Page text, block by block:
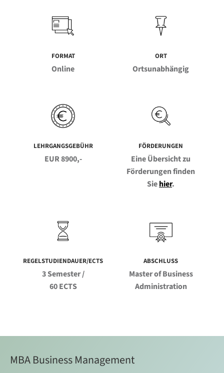
FORMAT
Online
ORT
Ortsunabhängig
LEHRGANGSGEBÜHR
EUR 8900,-
FÖRDERUNGEN
Eine Übersicht zu
Förderungen finden
Siehier.
REGELSTUDIENDAUER/ECTS
3 Semester /
60 ECTS
ABSCHLUSS
Master of Business
Administration
MBA Business Management